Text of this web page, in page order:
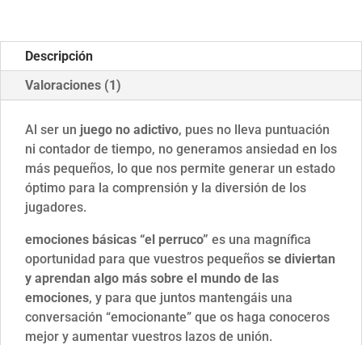
Descripción
Valoraciones (1)
Al ser un juego no adictivo, pues no lleva puntuación
ni contador de tiempo, no generamos ansiedad en los
más pequeños, lo que nos permite generar un estado
óptimo para la comprensión y la diversión de los
jugadores.
emociones básicas “el perruco” es una magnífica
oportunidad para que vuestros pequeños se diviertan
y aprendan algo más sobre el mundo de las
emociones, y para que juntos mantengáis una
conversación “emocionante” que os haga conoceros
mejor y aumentar vuestros lazos de unión.